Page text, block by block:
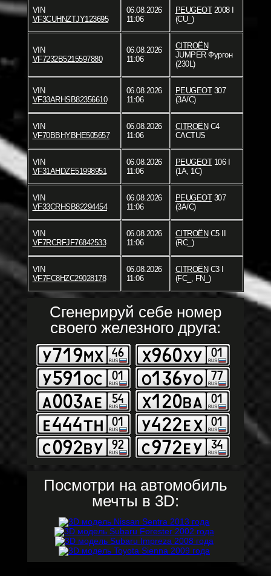
VIN
VF3CUHNZTJY123695
06.08.2026
11:06
PEUGEOT2008 I
(CU_)
VIN
VF7232B5215597880
06.08.2026
11:06
CITROËN
JUMPER Фургон
(230L)
VIN
VF33ARHSB82356610
06.08.2026
11:06
PEUGEOT307
(3A/C)
VIN
VF70BBHYBHE505657
06.08.2026
11:06
CITROËN C4
CACTUS
VIN
VF31AHDZE51998951
06.08.2026
11:06
PEUGEOT106 I
(1A, 1C)
VIN
VF33CRHSB82294454
06.08.2026
11:06
PEUGEOT307
(3A/C)
VIN
VF7RCRFJF76842533
06.08.2026
11:06
CITROËN C5 II
(RC_)
VIN
VF7FC8HZC29028178
06.08.2026
11:06
CITROËN C3 I
(FC_, FN_)
Сгенерируй себе номер
своего железного друга:
Посмотри на автомобиль
мечты в 3D: